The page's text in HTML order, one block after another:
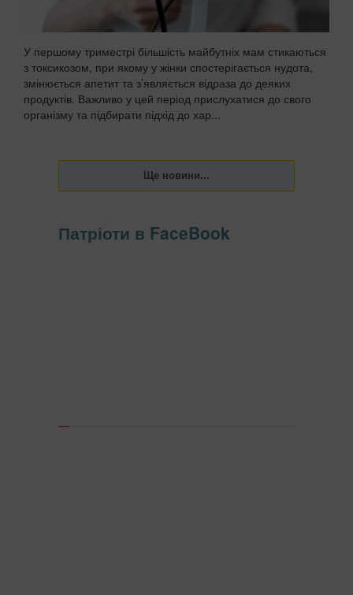
У першому триместрі більшість майбутніх мам стикаються
з токсикозом, при якому у жінки спостерігається нудота,
змінюється апетит та з’являється відраза до деяких
продуктів. Важливо у цей період прислухатися до свого
організму та підбирати підхід до хар...
Патріоти в FaceBook